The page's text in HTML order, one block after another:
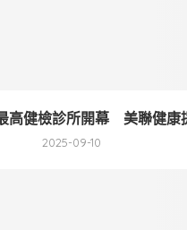
高健檢診所開幕 美聯健康
2025-09-10